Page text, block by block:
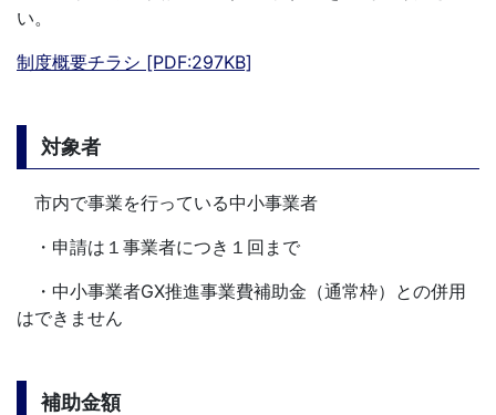
い。
制度概要チラシ [PDF:297KB]
対象者
市内で事業を行っている中小事業者
・申請は１事業者につき１回まで
・中小事業者GX推進事業費補助金（通常枠）との併用
はできません
補助金額